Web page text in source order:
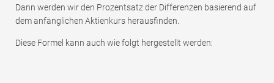
Dann werden wir den Prozentsatz der Differenzen basierend auf
dem anfänglichen Aktienkurs herausfinden.
Diese Formel kann auch wie folgt hergestellt werden: